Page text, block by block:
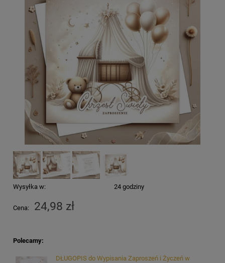
Wysyłka w: 24 godziny
Cena: 24,98 zł
Polecamy:
DŁUGOPIS do Wypisania Zaproszeń i Życzeń w